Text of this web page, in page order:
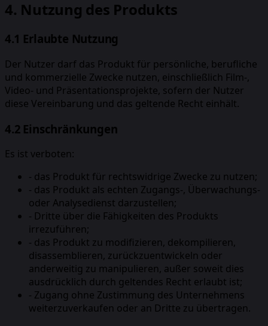
4. Nutzung des Produkts
4.1 Erlaubte Nutzung
Der Nutzer darf das Produkt für persönliche, berufliche
und kommerzielle Zwecke nutzen, einschließlich Film-,
Video- und Präsentationsprojekte, sofern der Nutzer
diese Vereinbarung und das geltende Recht einhält.
4.2 Einschränkungen
Es ist verboten:
- das Produkt für rechtswidrige Zwecke zu nutzen;
- das Produkt als echten Zugangs-, Überwachungs-
oder Analysedienst darzustellen;
- Dritte über die Fähigkeiten des Produkts
irrezuführen;
- das Produkt zu modifizieren, dekompilieren,
disassemblieren, zurückzuentwickeln oder
anderweitig zu manipulieren, außer soweit dies
ausdrücklich durch geltendes Recht erlaubt ist;
- Zugang ohne Zustimmung des Unternehmens
weiterzuverkaufen oder an Dritte zu übertragen.